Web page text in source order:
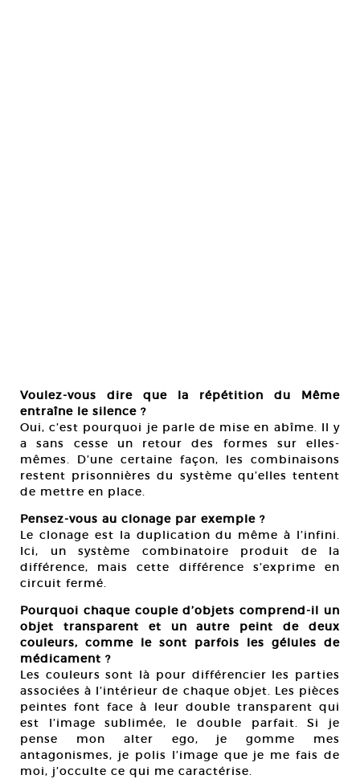
Voulez-vous dire que la répétition du Même
entraîne le silence ?
Oui, c’est pourquoi je parle de mise en abîme. Il y
a sans cesse un retour des formes sur elles-
mêmes. D’une certaine façon, les combinaisons
restent prisonnières du système qu’elles tentent
de mettre en place.
Pensez-vous au clonage par exemple ?
Le clonage est la duplication du même à l’infini.
Ici, un système combinatoire produit de la
différence, mais cette différence s’exprime en
circuit fermé.
Pourquoi chaque couple d’objets comprend-il un
objet transparent et un autre peint de deux
couleurs, comme le sont parfois les gélules de
médicament ?
Les couleurs sont là pour différencier les parties
associées à l’intérieur de chaque objet. Les pièces
peintes font face à leur double transparent qui
est l’image sublimée, le double parfait. Si je
pense mon alter ego, je gomme mes
antagonismes, je polis l’image que je me fais de
moi, j’occulte ce qui me caractérise.